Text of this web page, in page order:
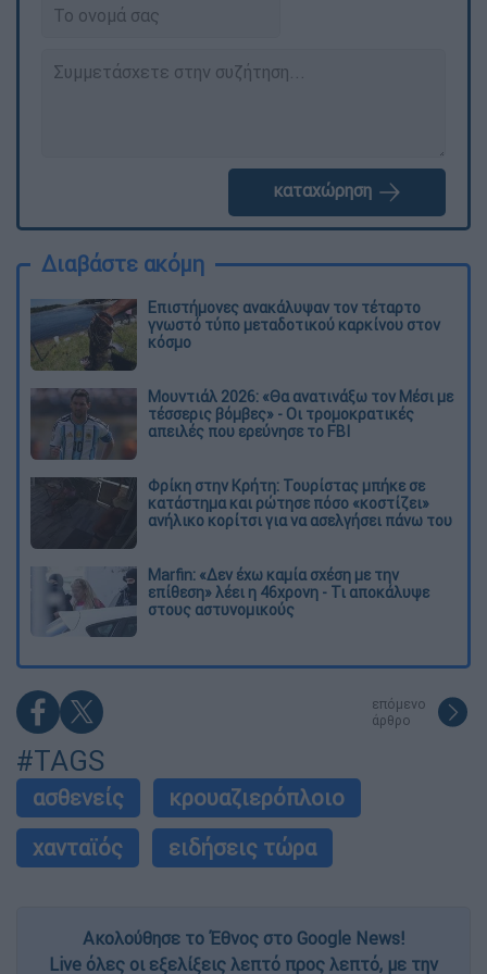
καταχώρηση
Διαβάστε ακόμη
Επιστήμονες ανακάλυψαν τον τέταρτο
γνωστό τύπο μεταδοτικού καρκίνου στον
κόσμο
Μουντιάλ 2026: «Θα ανατινάξω τον Μέσι με
τέσσερις βόμβες» - Οι τρομοκρατικές
απειλές που ερεύνησε το FBI
Φρίκη στην Κρήτη: Τουρίστας μπήκε σε
κατάστημα και ρώτησε πόσο «κοστίζει»
ανήλικο κορίτσι για να ασελγήσει πάνω του
Marfin: «Δεν έχω καμία σχέση με την
επίθεση» λέει η 46χρονη - Τι αποκάλυψε
στους αστυνομικούς
επόμενο
άρθρο
#TAGS
ασθενείς
κρουαζιερόπλοιο
χανταϊός
ειδήσεις τώρα
Ακολούθησε το Έθνος στο Google News!
Live όλες οι εξελίξεις λεπτό προς λεπτό, με την